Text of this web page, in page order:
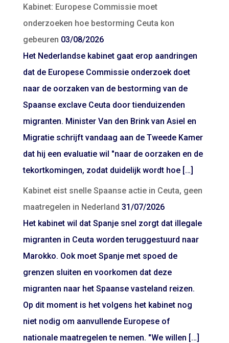
Kabinet: Europese Commissie moet
onderzoeken hoe bestorming Ceuta kon
gebeuren 03/08/2026
Het Nederlandse kabinet gaat erop aandringen
dat de Europese Commissie onderzoek doet
naar de oorzaken van de bestorming van de
Spaanse exclave Ceuta door tienduizenden
migranten. Minister Van den Brink van Asiel en
Migratie schrijft vandaag aan de Tweede Kamer
dat hij een evaluatie wil "naar de oorzaken en de
tekortkomingen, zodat duidelijk wordt hoe […]
Kabinet eist snelle Spaanse actie in Ceuta, geen
maatregelen in Nederland 31/07/2026
Het kabinet wil dat Spanje snel zorgt dat illegale
migranten in Ceuta worden teruggestuurd naar
Marokko. Ook moet Spanje met spoed de
grenzen sluiten en voorkomen dat deze
migranten naar het Spaanse vasteland reizen.
Op dit moment is het volgens het kabinet nog
niet nodig om aanvullende Europese of
nationale maatregelen te nemen. "We willen […]